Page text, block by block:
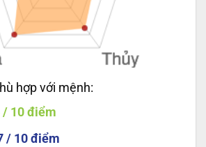
hợp với mệnh:
/ 10 điểm
/ 10 điểm